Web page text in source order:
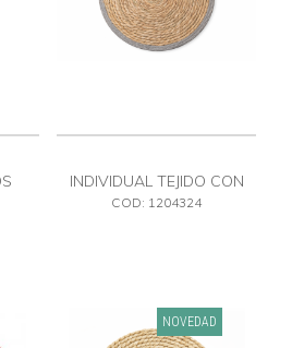
INDIVIDUAL TEJIDO CON
COLOR
COD: 1204324
NOVEDAD